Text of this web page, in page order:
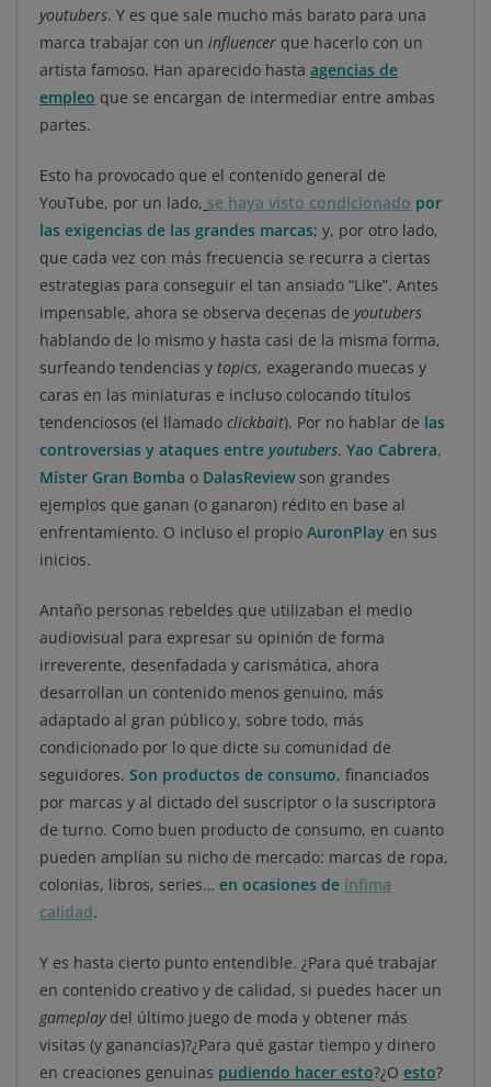
youtubers. Y es que sale mucho más barato para una
marca trabajar con un influencer que hacerlo con un
artista famoso. Han aparecido hasta agencias de
empleo que se encargan de intermediar entre ambas
partes.
Esto ha provocado que el contenido general de
YouTube, por un lado, se haya visto condicionado por
las exigencias de las grandes marcas; y, por otro lado,
que cada vez con más frecuencia se recurra a ciertas
estrategias para conseguir el tan ansiado “Like”. Antes
impensable, ahora se observa decenas de youtubers
hablando de lo mismo y hasta casi de la misma forma,
surfeando tendencias y topics, exagerando muecas y
caras en las miniaturas e incluso colocando títulos
tendenciosos (el llamado clickbait). Por no hablar de las
controversias y ataques entre youtubers. Yao Cabrera,
Míster Gran Bomba o DalasReview son grandes
ejemplos que ganan (o ganaron) rédito en base al
enfrentamiento. O incluso el propio AuronPlay en sus
inicios.
Antaño personas rebeldes que utilizaban el medio
audiovisual para expresar su opinión de forma
irreverente, desenfadada y carismática, ahora
desarrollan un contenido menos genuino, más
adaptado al gran público y, sobre todo, más
condicionado por lo que dicte su comunidad de
seguidores. Son productos de consumo, financiados
por marcas y al dictado del suscriptor o la suscriptora
de turno. Como buen producto de consumo, en cuanto
pueden amplían su nicho de mercado: marcas de ropa,
colonias, libros, series… en ocasiones de ínfima
calidad.
Y es hasta cierto punto entendible. ¿Para qué trabajar
en contenido creativo y de calidad, si puedes hacer un
gameplaydel último juego de moda y obtener más
visitas (y ganancias)?¿Para qué gastar tiempo y dinero
en creaciones genuinas pudiendo hacer esto?¿O esto?